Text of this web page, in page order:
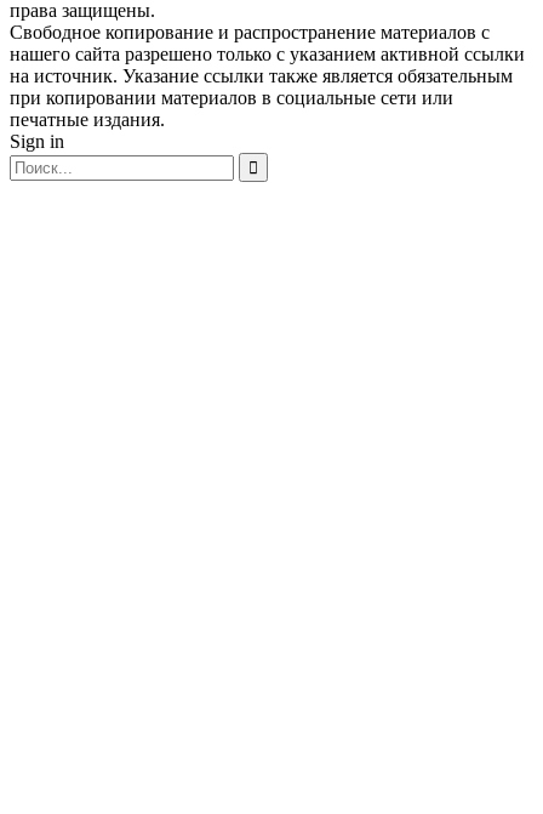
права защищены.
Свободное копирование и распространение материалов с
нашего сайта разрешено только с указанием активной ссылки
на источник. Указание ссылки также является обязательным
при копировании материалов в социальные сети или
печатные издания.
Sign in